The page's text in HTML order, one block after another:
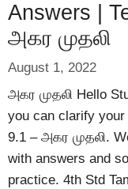
Answers |
அகர முதலி
August 1, 2022
அகர முதலி Hello
you can clarify your
9.1 – அகர முதலி.
with answers and
practice. 4th Std